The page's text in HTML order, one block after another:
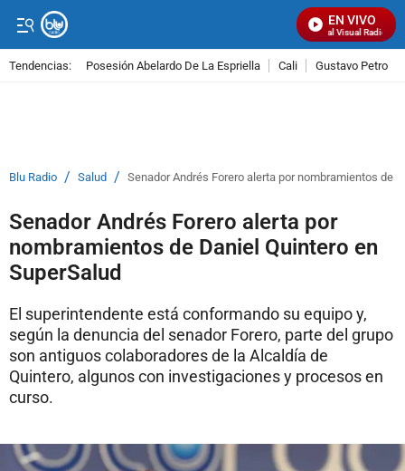
EN VIVO
Señal Visual Radio
Tendencias: Posesión Abelardo De La Espriella Cali Gustavo Petro
Blu Radio / Salud / Senador Andrés Forero alerta por nombramientos de
Senador Andrés Forero alerta por
nombramientos de Daniel Quintero en
SuperSalud
El superintendente está conformando su equipo y,
según la denuncia del senador Forero, parte del grupo
son antiguos colaboradores de la Alcaldía de
Quintero, algunos con investigaciones y procesos en
curso.